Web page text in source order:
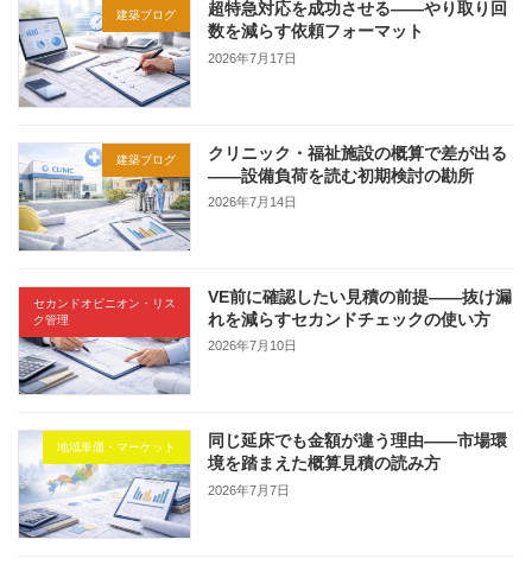
建築ブログ
超特急対応を成功させる——やり取り回
数を減らす依頼フォーマット
2026年7月17日
建築ブログ
クリニック・福祉施設の概算で差が出る
——設備負荷を読む初期検討の勘所
2026年7月14日
セカンドオピニオン・リス
ク管理
VE前に確認したい見積の前提——抜け漏
れを減らすセカンドチェックの使い方
2026年7月10日
地域単価・マーケット
同じ延床でも金額が違う理由——市場環
境を踏まえた概算見積の読み方
2026年7月7日